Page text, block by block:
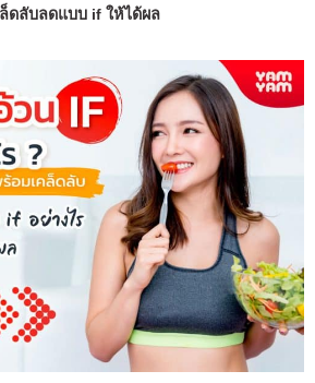
ดลับลดแบบ if ให้ได้ผล